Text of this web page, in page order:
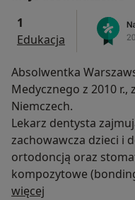
1
Edukacja
Absolwentka
Medycznego z 2010
Niemczech.
Lekarz dentysta
zachowawcza dzieci i
ortodoncją oraz
kompozytowe
więcej